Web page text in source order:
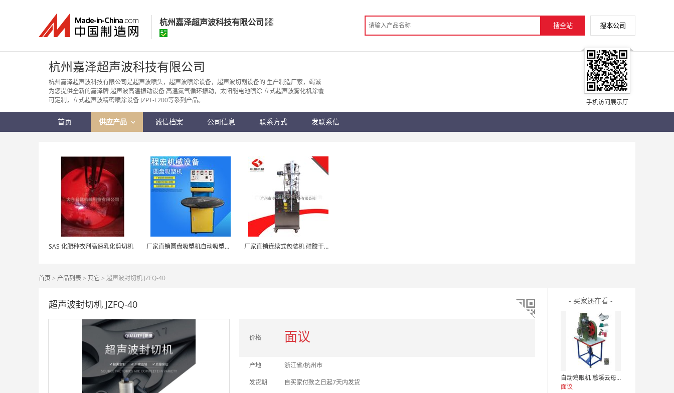
杭州嘉泽超声波科技有限公司
杭州嘉泽超声波科技有限公司
经营模式：生产制造
所在地区：浙江省 杭州市
认证信息：
手机访问展示厅
杭州嘉泽超声波科技有限公司
杭州嘉泽超声波科技有限公司是超声波喷头，超声波喷涂设备，超声波切割设备的 生产制造厂家，竭诚
为您提供全新的嘉泽牌 超声波高温振动设备 高温氮气循环振动，太阳能电池喷涂 立式超声波雾化机涂覆
可定制，立式超声波精密喷涂设备 JZPT-L200等系列产品。
手机访问展示厅
首页 供应产品 诚信档案 公司信息 联系方式 发联系信
SAS 化肥种衣剂高速乳化剪切机 厂家直销圆盘吸塑机自动吸塑包装封口机 厂家直销连续式包装机 硅胶干燥剂颗粒包装机 自动连续式封口机
首页> 产品列表> 其它 > 超声波封切机 JZFQ-40
超声波封切机 JZFQ-40 - 买家还在看 -
自动鸡眼机 慈溪云母片鸡眼机 鸡眼机
面议
价格 面议
产地
浙江省/杭州市
发货期
自买家付款之日起7天内发货